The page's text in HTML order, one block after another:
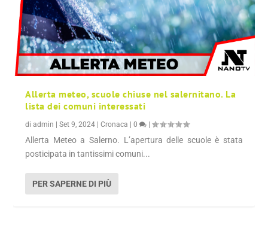
Allerta meteo, scuole chiuse nel salernitano. La
lista dei comuni interessati
diadmin |Set 9, 2024 |Cronaca |0 |
Allerta Meteo a Salerno. L’apertura delle scuole è stata
posticipata in tantissimi comuni...
PER SAPERNE DI PIÙ